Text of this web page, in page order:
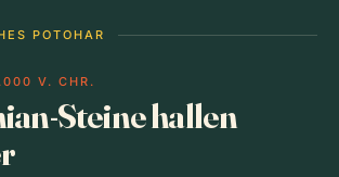
POTOHAR
V. CHR.
Steine hallen